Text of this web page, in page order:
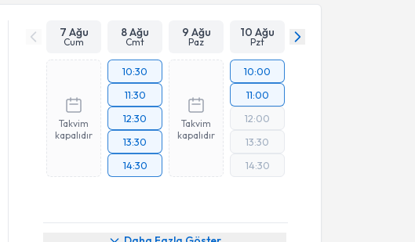
7 Ağu
Cum
8 Ağu
Cmt
9 Ağu
Paz
10 Ağu
Pzt
Takvim
kapalıdır
10:30
11:30
12:30
13:30
14:30
Takvim
kapalıdır
10:00
11:00
12:00
13:30
14:30